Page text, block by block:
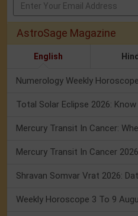
AstroSage Magazine
English
Total Solar Eclipse 2026: